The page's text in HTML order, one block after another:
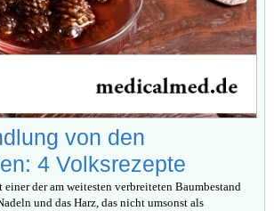
von den
4 Volksrezepte
der am weitesten verbreiteten Baumbestand
und das Harz, das nicht umsonst als